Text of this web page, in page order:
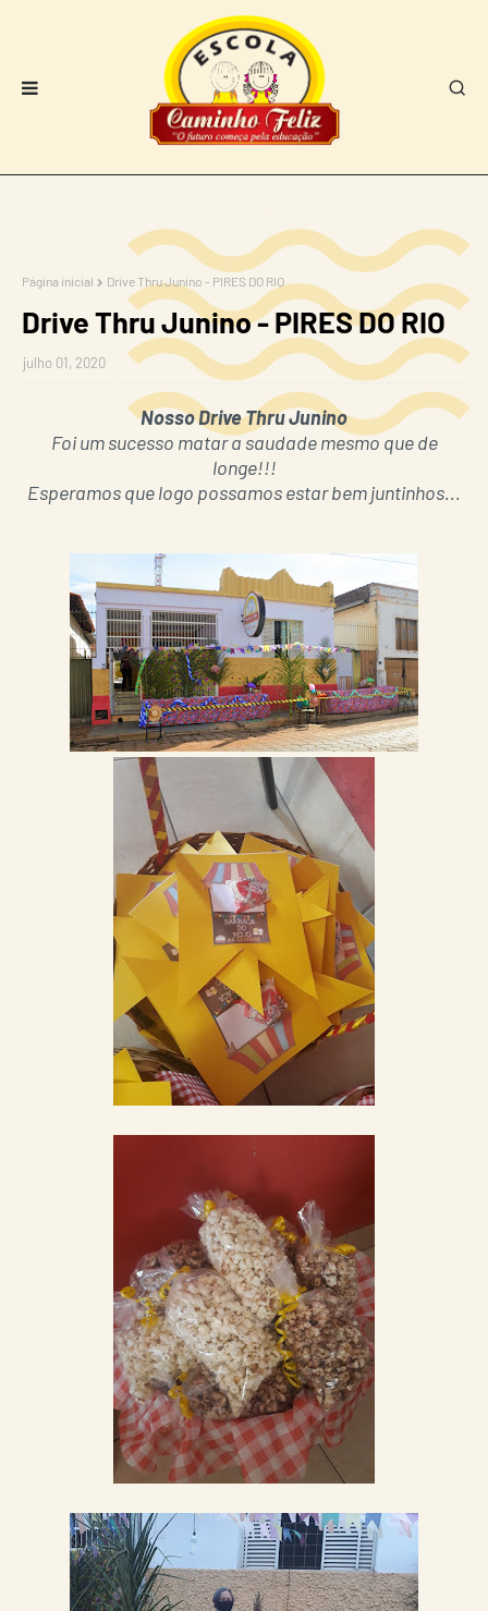
Página inicial Drive Thru Junino - PIRES DO RIO
Drive Thru Junino - PIRES DO RIO
julho 01, 2020
Nosso Drive Thru Junino
Foi um sucesso matar a saudade mesmo que de
longe!!!
Esperamos que logo possamos estar bem juntinhos...